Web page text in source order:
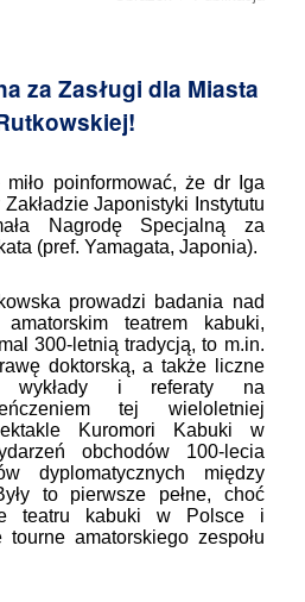
za Zasługi dla Miasta
poinformować, że dr Iga
Japonistyki Instytutu
Nagrodę Specjalną za
(pref. Yamagata, Japonia).
prowadzi badania nad
teatrem kabuki,
300-letnią tradycją, to m.in.
doktorską, a także liczne
wykłady i referaty na
tej wieloletniej
Kuromori Kabuki w
obchodów 100-lecia
dyplomatycznych między
to pierwsze pełne, choć
teatru kabuki w Polsce i
amatorskiego zespołu